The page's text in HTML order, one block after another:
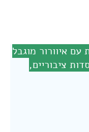
איוורור מוגבל
ציבוריים,